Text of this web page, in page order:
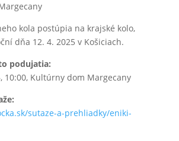
kola postúpia na krajské kolo,
dňa 12. 4. 2025 v Košiciach.
podujatia:
10:00, Kultúrny dom Margecany
sutaze-a-prehliadky/eniki-